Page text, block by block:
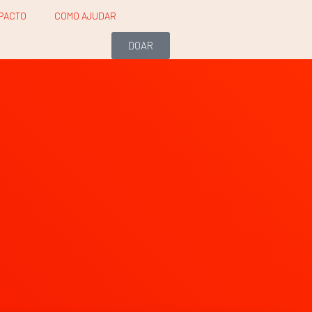
COMO AJUDAR
DOAR